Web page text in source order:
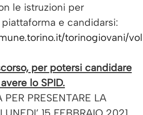
le istruzioni per
e candidarsi:
torinogiovani/
per potersi candidare
lo SPID.
PRESENTARE LA